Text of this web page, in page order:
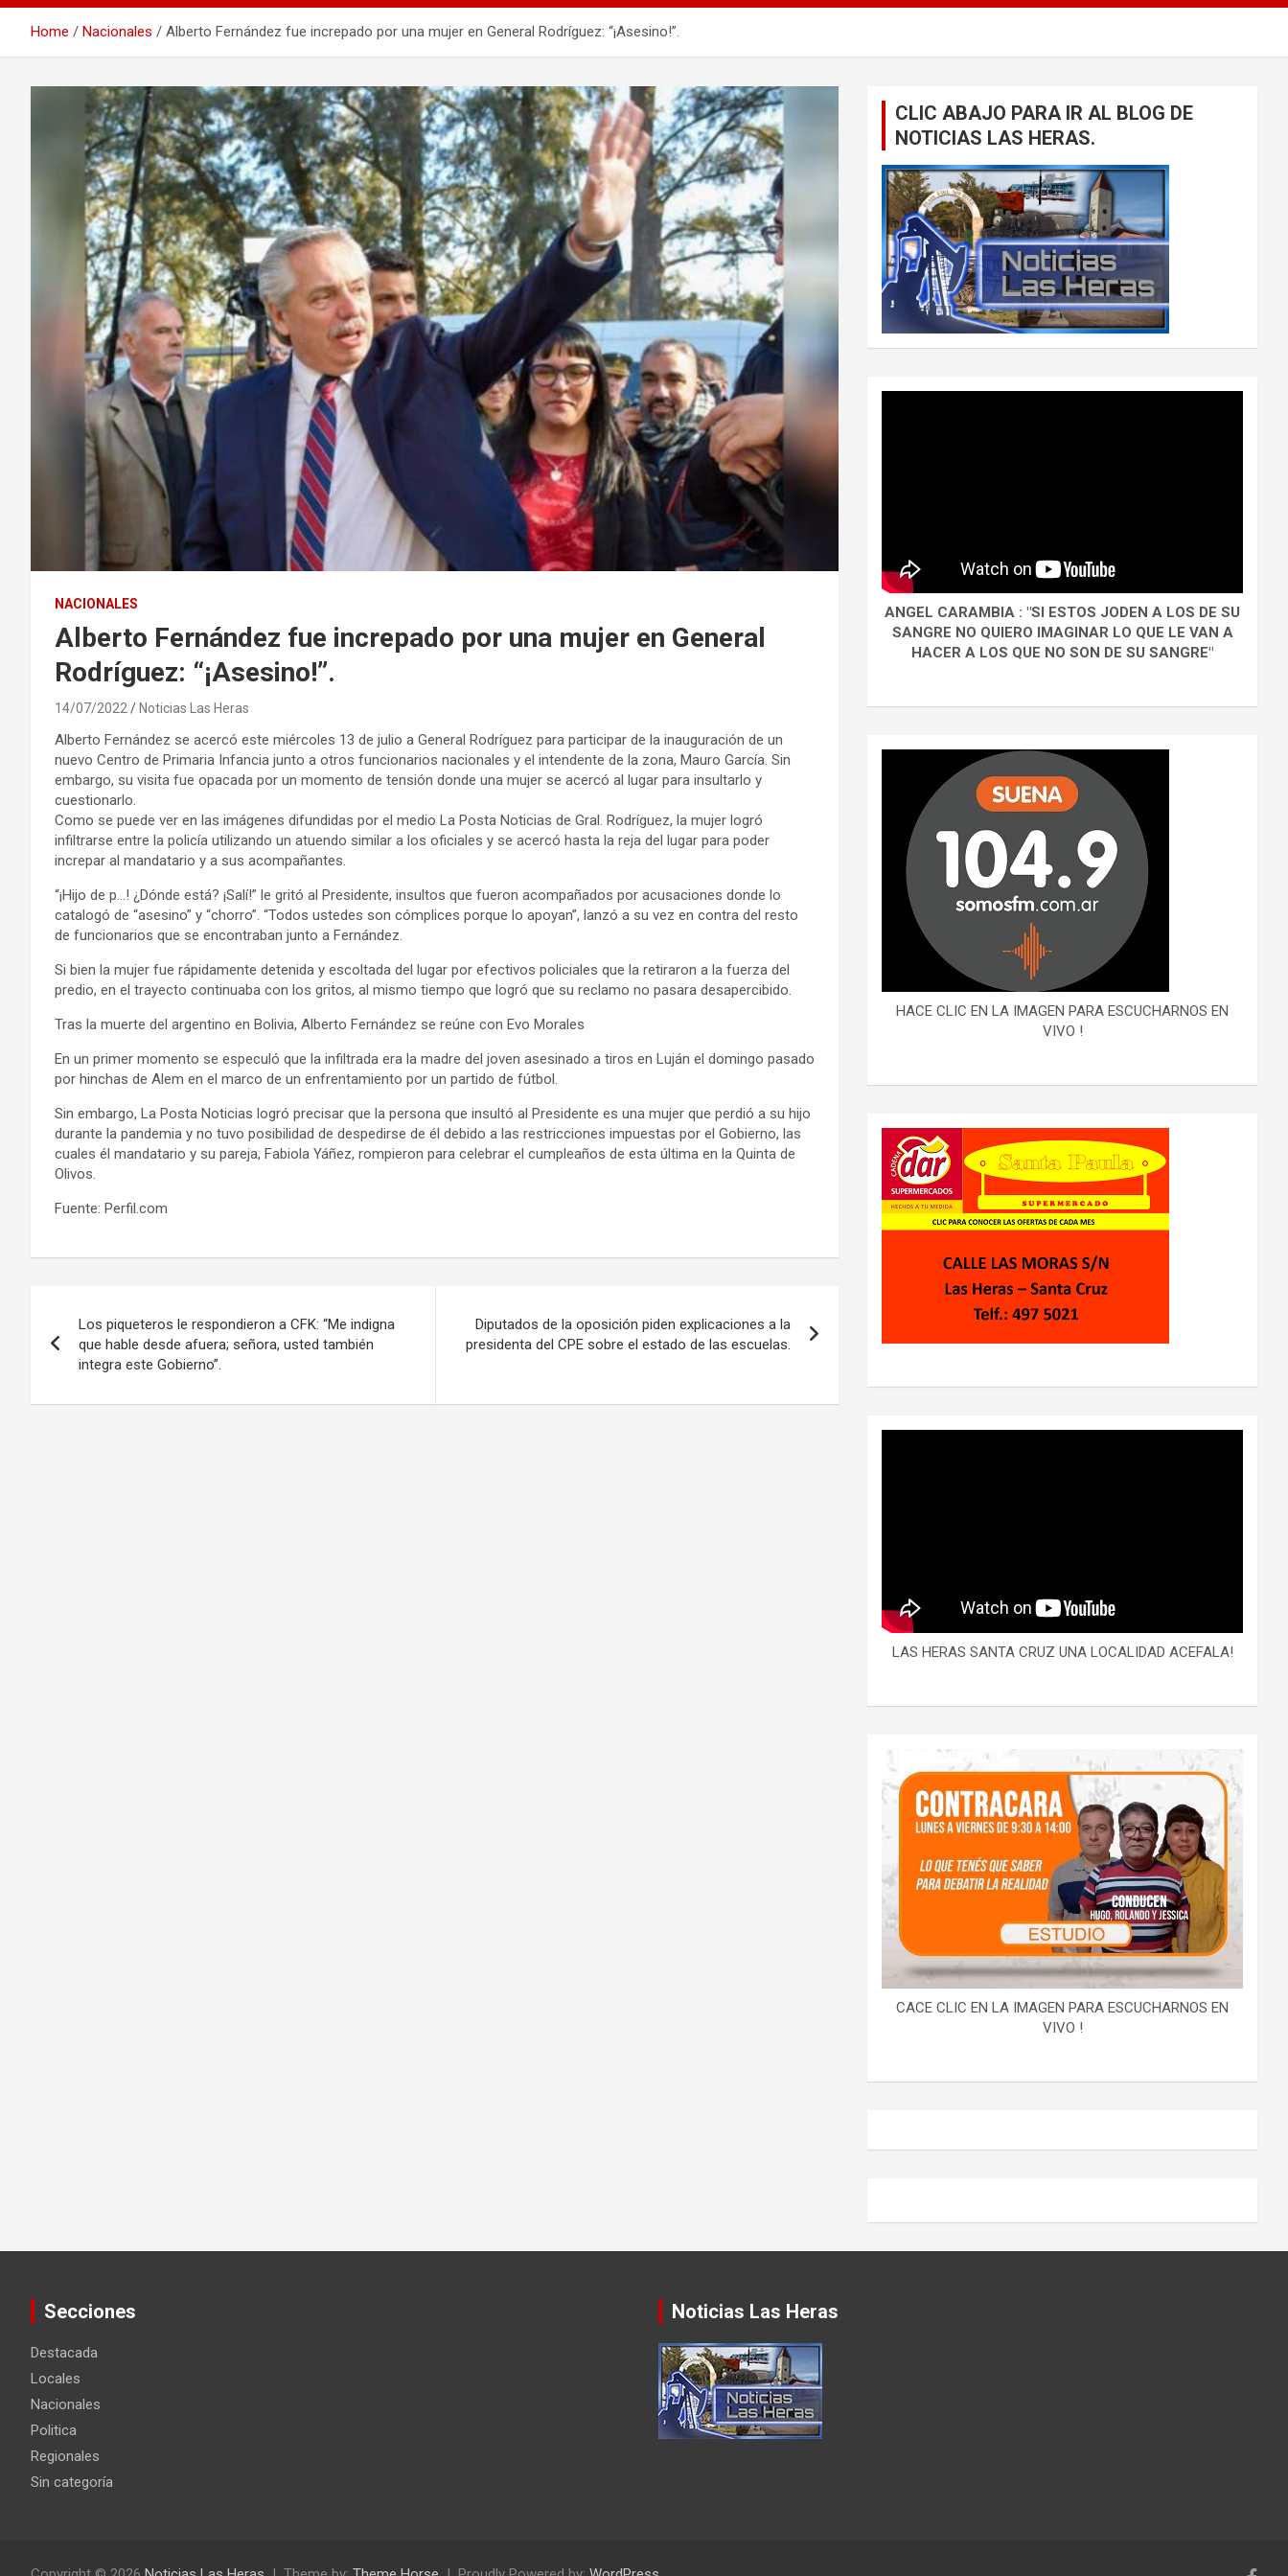
Home Nacionales Alberto Fernández fue increpado por una mujer en General Rodríguez: “¡Asesino!”.
NACIONALES
Alberto Fernández fue increpado por una mujer en General
Rodríguez: “¡Asesino!”.
14/07/2022 Noticias Las Heras
Alberto Fernández se acercó este miércoles 13 de julio a General Rodríguez para participar de la inauguración de un
nuevo Centro de Primaria Infancia junto a otros funcionarios nacionales y el intendente de la zona, Mauro García. Sin
embargo, su visita fue opacada por un momento de tensión donde una mujer se acercó al lugar para insultarlo y
cuestionarlo.
Como se puede ver en las imágenes difundidas por el medio La Posta Noticias de Gral. Rodríguez, la mujer logró
infiltrarse entre la policía utilizando un atuendo similar a los oficiales y se acercó hasta la reja del lugar para poder
increpar al mandatario y a sus acompañantes.
“¡Hijo de p…! ¿Dónde está? ¡Salí!” le gritó al Presidente, insultos que fueron acompañados por acusaciones donde lo
catalogó de “asesino” y “chorro”. “Todos ustedes son cómplices porque lo apoyan”, lanzó a su vez en contra del resto
de funcionarios que se encontraban junto a Fernández.
Si bien la mujer fue rápidamente detenida y escoltada del lugar por efectivos policiales que la retiraron a la fuerza del
predio, en el trayecto continuaba con los gritos, al mismo tiempo que logró que su reclamo no pasara desapercibido.
Tras la muerte del argentino en Bolivia, Alberto Fernández se reúne con Evo Morales
En un primer momento se especuló que la infiltrada era la madre del joven asesinado a tiros en Luján el domingo pasado
por hinchas de Alem en el marco de un enfrentamiento por un partido de fútbol.
Sin embargo, La Posta Noticias logró precisar que la persona que insultó al Presidente es una mujer que perdió a su hijo
durante la pandemia y no tuvo posibilidad de despedirse de él debido a las restricciones impuestas por el Gobierno, las
cuales él mandatario y su pareja, Fabiola Yáñez, rompieron para celebrar el cumpleaños de esta última en la Quinta de
Olivos.
Fuente: Perfil.com
de
entradas
Los piqueteros le respondieron a CFK: “Me indigna
que hable desde afuera; señora, usted también
integra este Gobierno”.
Diputados de la oposición piden explicaciones a la
presidenta del CPE sobre el estado de las escuelas.
CLIC ABAJO PARA IR AL BLOG DE
NOTICIAS LAS HERAS.
ANGEL CARAMBIA : "SI ESTOS JODEN A LOS DE SU
SANGRE NO QUIERO IMAGINAR LO QUE LE VAN A
HACER A LOS QUE NO SON DE SU SANGRE"
HACE CLIC EN LA IMAGEN PARA ESCUCHARNOS EN
VIVO !
LAS HERAS SANTA CRUZ UNA LOCALIDAD ACEFALA!
CACE CLIC EN LA IMAGEN PARA ESCUCHARNOS EN
VIVO !
Secciones
Destacada
Locales
Nacionales
Politica
Regionales
Sin categoría
Noticias Las Heras